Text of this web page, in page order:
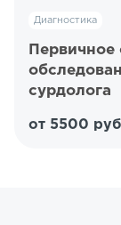
Диагностика
Первичное
сурдолога
от 5500